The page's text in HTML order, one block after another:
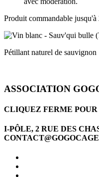
Produit commandable jusqu'à
Pétillant naturel de sauvignon
ASSOCIATION
CLIQUEZ FERME
I-PÔLE, 2 RUE DES